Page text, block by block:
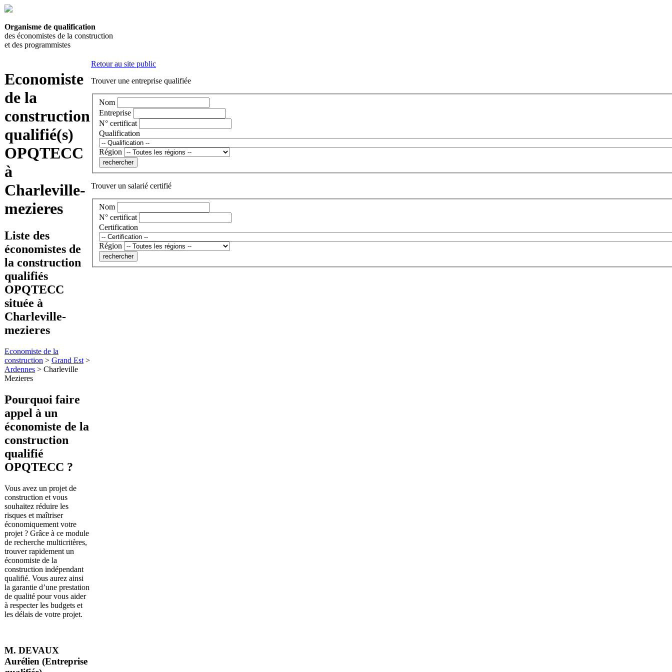
Organisme de qualification
des économistes de la construction
et des programmistes
Economiste
de la
construction
qualifié(s)
OPQTECC
à
Charleville-
mezieres
Liste des
économistes de
la construction
qualifiés
OPQTECC
située à
Charleville-
mezieres
Economiste de la
construction > Grand Est >
Ardennes > Charleville
Mezieres
Pourquoi faire
appel à un
économiste de la
construction
qualifié
OPQTECC ?
Vous avez un projet de
construction et vous
souhaitez réduire les
risques et maîtriser
économiquement votre
projet ? Grâce à ce module
de recherche multicritères,
trouver rapidement un
économiste de la
construction indépendant
qualifié. Vous aurez ainsi
la garantie d’une prestation
de qualité pour vous aider
à respecter les budgets et
les délais de votre projet.
M. DEVAUX
Aurélien (Entreprise
Retour au site public
Trouver une entreprise qualifiée
Nom
Entreprise
N° certificat
Qualification
Région
Trouver un salarié certifié
Nom
N° certificat
Certification
Région